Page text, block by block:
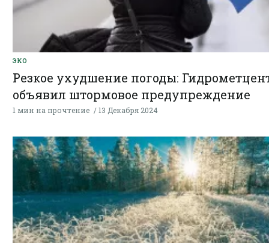
ЭКО
Резкое ухудшение погоды:
объявил штормовое предупреждение
1 мин на прочтение 13 Декабря 2024